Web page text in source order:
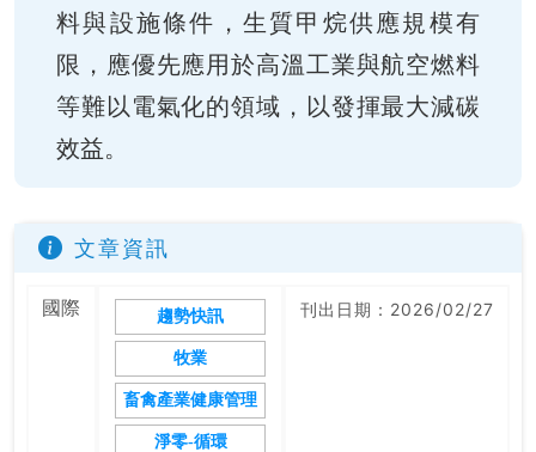
料與設施條件，生質甲烷供應規模有
限，應優先應用於高溫工業與航空燃料
等難以電氣化的領域，以發揮最大減碳
效益。
文章資訊
國際 趨勢快訊
牧業
畜禽產業健康管理
淨零-循環
刊出日期：2026/02/27